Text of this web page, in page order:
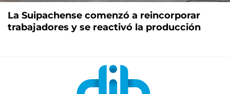
La Suipachense comenzó a reincorporar
trabajadores y se reactivó la producción